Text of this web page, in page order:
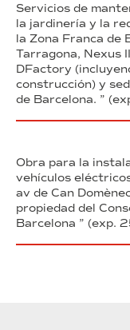
Servicios de
la jardinería y la
la Zona Franca de
Tarragona, Nexus
DFactory
construcción) y
de Barcelona. ”
Obra para la
vehículos
av de Can
propiedad del
Barcelona ” (exp.